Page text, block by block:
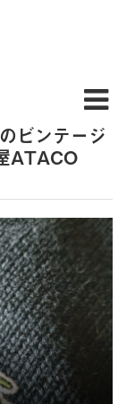
ビンテージ
ATACO